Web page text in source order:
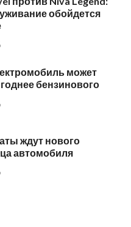
обойдется
может
бензинового
ждут нового
автомобиля